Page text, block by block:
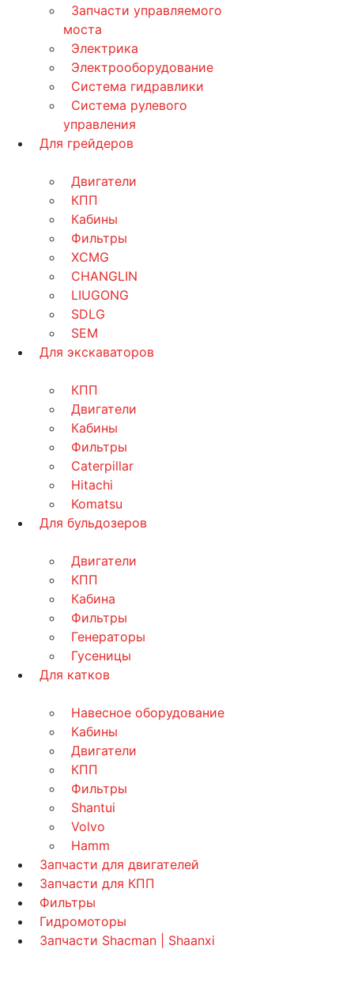
Запчасти управляемого
моста
Электрика
Электрооборудование
Система гидравлики
Система рулевого
управления
Для грейдеров
Двигатели
КПП
Кабины
Фильтры
XCMG
CHANGLIN
LIUGONG
SDLG
SEM
Для экскаваторов
КПП
Двигатели
Кабины
Фильтры
Caterpillar
Hitachi
Komatsu
Для бульдозеров
Двигатели
КПП
Кабина
Фильтры
Генераторы
Гусеницы
Для катков
Навесное оборудование
Кабины
Двигатели
КПП
Фильтры
Shantui
Volvo
Hamm
Запчасти для двигателей
Запчасти для КПП
Фильтры
Гидромоторы
Запчасти Shacman | Shaanxi